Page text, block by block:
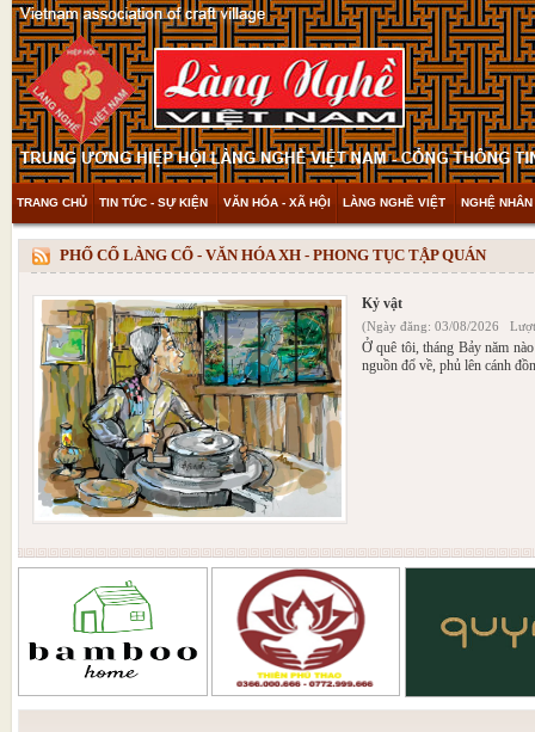
TRANG CHỦ TIN TỨC - SỰ KIỆN VĂN HÓA - XÃ HỘI LÀNG NGHỀ VIỆT NGHỆ
THAM KHẢO & KHÁM PHÁ VIDEO
PHỐ CỔ LÀNG CỔ - VĂN HÓA XH - PHONG TỤC TẬP QUÁN
Kỷ vật
(Ngày đăng: 03/08/2026
Ở quê tôi, tháng Bảy năm
nguồn đổ về, phủ lên cánh